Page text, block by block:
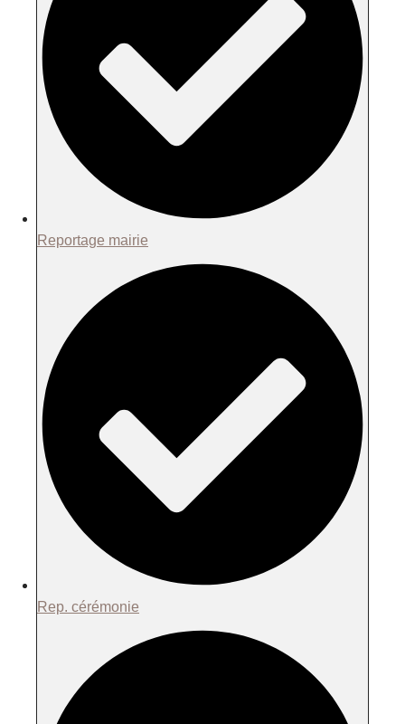
Reportage mairie
Rep. cérémonie